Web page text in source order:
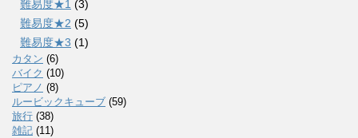
難易度★1 (3)
難易度★2 (5)
難易度★3 (1)
カタン (6)
バイク (10)
ピアノ (8)
ルービックキューブ (59)
旅行 (38)
雑記 (11)